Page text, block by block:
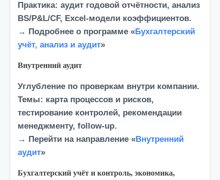
Практика: аудит годовой отчётности, анализ
BS/P&L/CF, Excel-модели коэффициентов.
→ Подробнее о программе «Бухгалтерский
учёт, анализ и аудит»
Внутренний аудит
Углубление по проверкам внутри компании.
Темы: карта процессов и рисков,
тестирование контролей, рекомендации
менеджменту, follow-up.
→ Перейти на направление «Внутренний
аудит»
Бухгалтерский учёт и контроль, экономика,